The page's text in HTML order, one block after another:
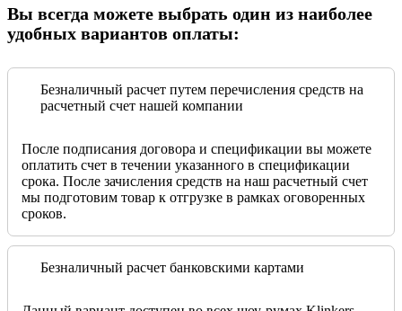
Вы всегда можете выбрать один из наиболее
удобных вариантов оплаты:
Безналичный расчет путем перечисления средств на
расчетный счет нашей компании
После подписания договора и спецификации вы можете
оплатить счет в течении указанного в спецификации
срока. После зачисления средств на наш расчетный счет
мы подготовим товар к отгрузке в рамках оговоренных
сроков.
Безналичный расчет банковскими картами